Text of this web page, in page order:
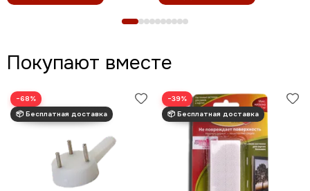
Покупают вместе
−68% −39%